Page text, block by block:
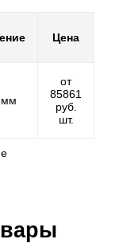
Цена
мм
от
85861
руб.
шт.